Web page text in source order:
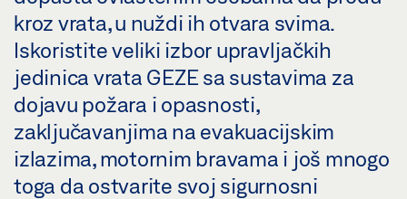
kroz vrata, u nuždi ih otvara svima.
Iskoristite veliki izbor upravljačkih
jedinica vrata GEZE sa sustavima za
dojavu požara i opasnosti,
zaključavanjima na evakuacijskim
izlazima, motornim bravama i još mnogo
toga da ostvarite svoj sigurnosni